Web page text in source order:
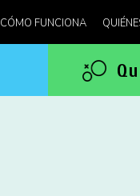
CÓMO FUNCIONA